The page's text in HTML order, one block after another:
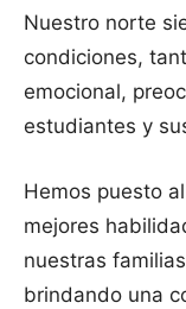
Nuestro norte
condiciones,
emocional,
estudiantes y
Hemos puesto
mejores
nuestras
brindando una